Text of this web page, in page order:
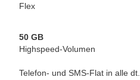
Flex
50 GB
Highspeed-Volumen
Telefon- und SMS-Flat in alle